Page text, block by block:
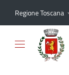
Regione Toscana